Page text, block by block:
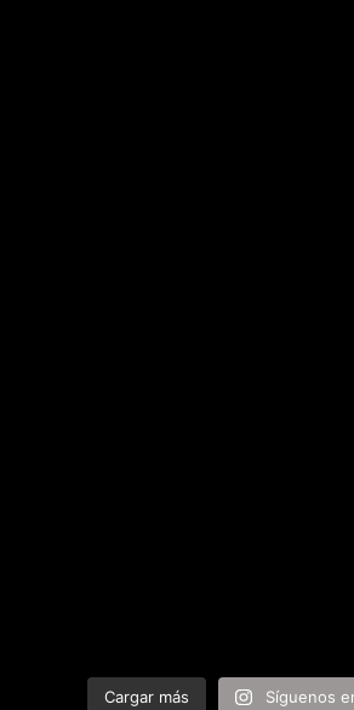
Cargar más Síguenos